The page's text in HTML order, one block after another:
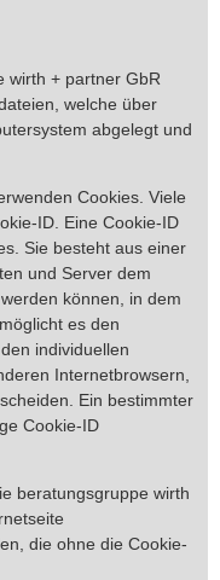
wirth + partner GbR
welche über
abgelegt und
Cookies. Viele
ID. Eine Cookie-ID
Sie besteht aus einer
und Server dem
können, in dem
es den
individuellen
Internetbrowsern,
Ein bestimmter
Cookie-ID
beratungsgruppe wirth
die ohne die Cookie-